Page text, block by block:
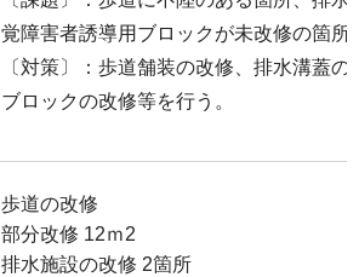
覚障害者誘導用ブロックが未改修の箇所
〔対策〕：歩道舗装の改修、排水溝蓋
ブロックの改修等を行う。
歩道の改修
部分改修 12ｍ2
排水施設の改修 2箇所